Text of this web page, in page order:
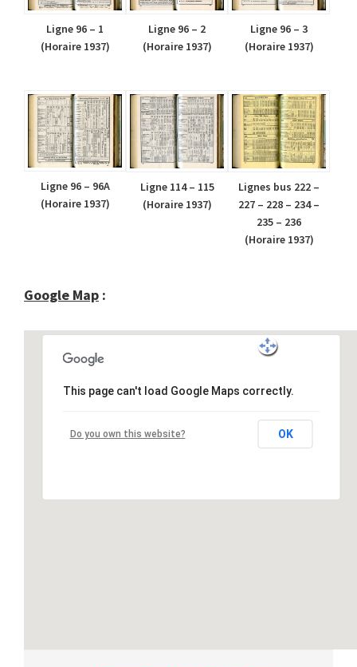
Ligne 96 – 1
(Horaire 1937)
Ligne 96 – 2
(Horaire 1937)
Ligne 96 – 3
(Horaire 1937)
Ligne 96 – 96A
(Horaire 1937)
Ligne 114 – 115
(Horaire 1937)
Lignes bus 222 –
227 – 228 – 234 –
235 – 236
(Horaire 1937)
Google Map :
This page can't load Google Maps correctly.
Do you own this website? OK